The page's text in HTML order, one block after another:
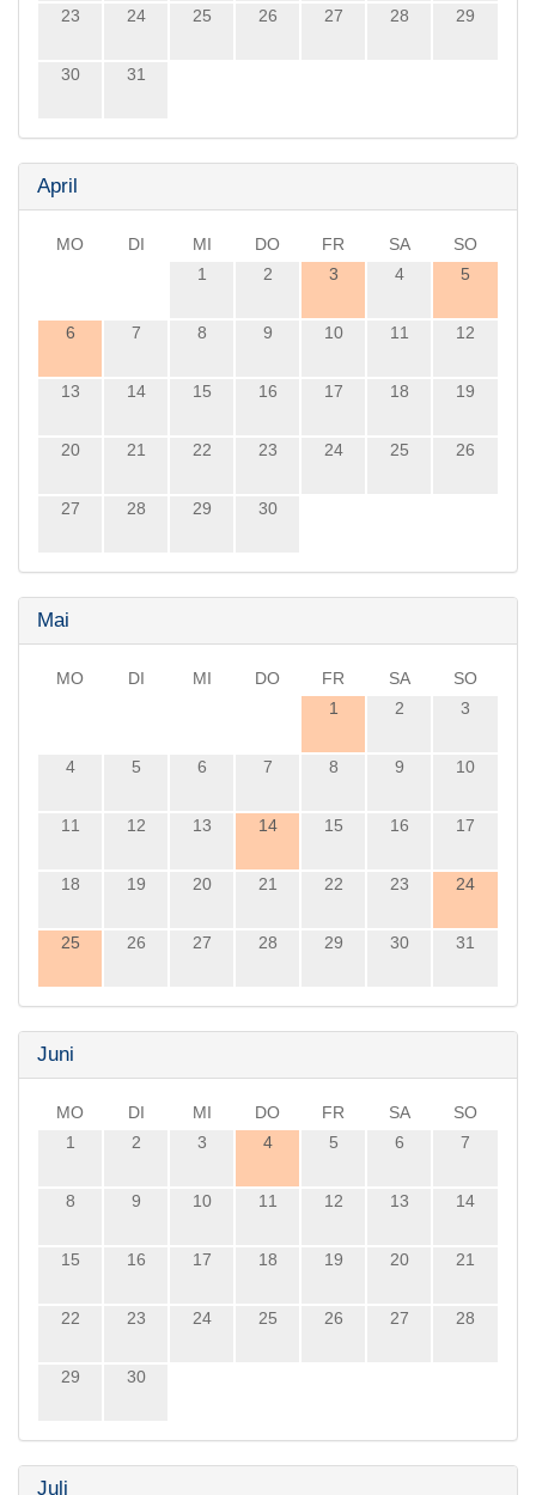
23 24 25 26 27 28 29
30 31
April
MO DI MI DO FR SA
SO
1
2 3 4 5
6 7 8 9 10 11 12
13 14 15 16 17 18 19
20 21 22 23 24 25 26
27 28 29 30
Mai
MO DI MI DO FR SA
SO
1
2 3
4 5 6 7 8 9 10
11 12 13 14 15 16 17
18 19 20 21 22 23 24
25 26 27 28 29 30 31
Juni
MO DI MI DO FR SA
SO
1
2 3 4 5 6 7
8 9 10 11 12 13 14
15 16 17 18 19 20 21
22 23 24 25 26 27 28
29 30
Juli